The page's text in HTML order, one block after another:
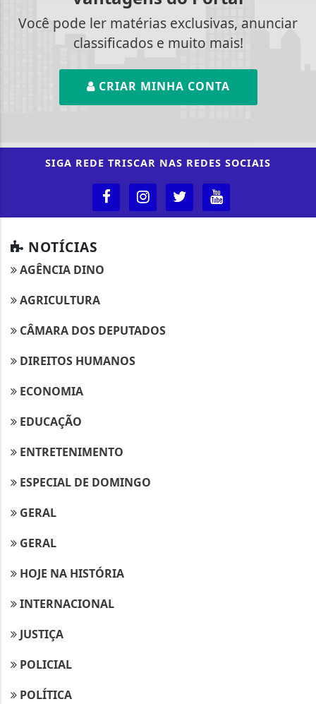
Você pode ler matérias exclusivas, anunciar
classificados e muito mais!
CRIAR MINHA CONTA
SIGA REDE TRISCAR NAS REDES SOCIAIS
NOTÍCIAS
AGÊNCIA DINO
AGRICULTURA
CÂMARA DOS DEPUTADOS
DIREITOS HUMANOS
ECONOMIA
EDUCAÇÃO
ENTRETENIMENTO
ESPECIAL DE DOMINGO
GERAL
GERAL
HOJE NA HISTÓRIA
INTERNACIONAL
JUSTIÇA
POLICIAL
POLÍTICA